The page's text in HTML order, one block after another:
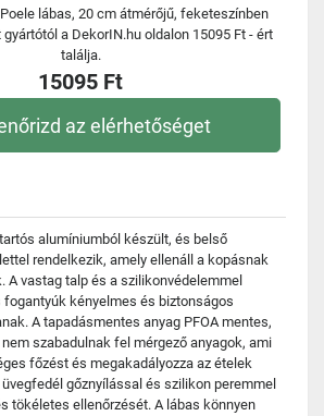
lábas, 20 cm átmérőjű, feketeszínben
a DekorIN.hu oldalon 15095 Ft - ért
találja.
15095 Ft
az elérhetőséget
alumíniumból készült, és belső
rendelkezik, amely ellenáll a kopásnak
A vastag talp és a szilikonvédelemmel
kényelmes és biztonságos
A tapadásmentes anyag PFOA mentes,
szabadulnak fel mérgező anyagok, ami
főzést és megakadályozza az ételek
gőznyílással és szilikon peremmel
tökéletes ellenőrzését. A lábas könnyen